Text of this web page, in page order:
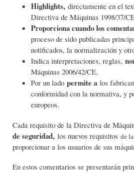
Highlights, directamente en el
Directiva de Máquinas 1998/37/
Proporciona cuando los
proceso de sido publicadas
notificados, la normalización y
Indica interpretaciones, reglas,
Máquinas 2006/42/CE.
Por un ladopermite a los
conformidad con la normativa, y
europeos.
Cada requisito de la Directiva de
de seguridad, los nuevos requisitos de
proporcionar a los usuarios de sus
En estos comentarios se presentarán